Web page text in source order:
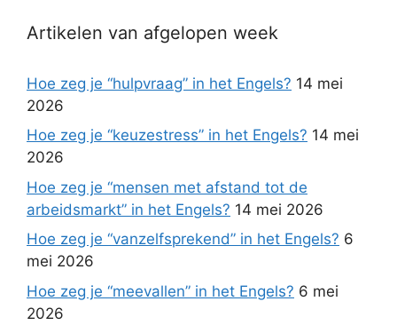
Artikelen van afgelopen week
Hoe zeg je “hulpvraag” in het Engels? 14 mei
2026
Hoe zeg je “keuzestress” in het Engels? 14 mei
2026
Hoe zeg je “mensen met afstand tot de
arbeidsmarkt” in het Engels? 14 mei 2026
Hoe zeg je “vanzelfsprekend” in het Engels? 6
mei 2026
Hoe zeg je “meevallen” in het Engels? 6 mei
2026